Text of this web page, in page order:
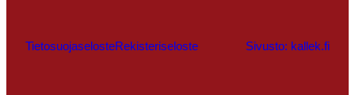
TietosuojaselosteRekisteriseloste Sivusto: kallek.fi